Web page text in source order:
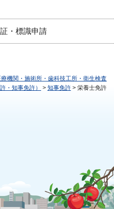
・標識申請
機関・施術所・歯科技工所・衛生検査
・知事免許） > 知事免許 > 栄養士免許